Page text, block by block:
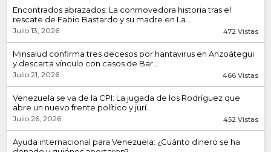
Encontrados abrazados: La conmovedora historia tras el
rescate de Fabio Bastardo y su madre en La...
Julio 13, 2026 472 Vistas
Minsalud confirma tres decesos por hantavirus en Anzoátegui
y descarta vínculo con casos de Bar...
Julio 21, 2026 466 Vistas
Venezuela se va de la CPI: La jugada de los Rodríguez que
abre un nuevo frente político y jurí...
Julio 26, 2026 452 Vistas
Ayuda internacional para Venezuela: ¿Cuánto dinero se ha